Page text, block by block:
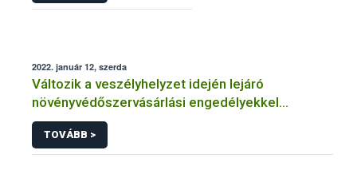
2022. január 12, szerda
Változik a veszélyhelyzet idején lejáró
növényvédőszervásárlási engedélyekkel
kapcsolatos szabályozás
TOVÁBB >